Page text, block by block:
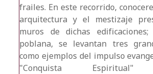
frailes. En este recorrido,
arquitectura y el mestizaje
muros de dichas
poblana, se levantan tres
como ejemplos del impulso
"Conquista Espiritual"